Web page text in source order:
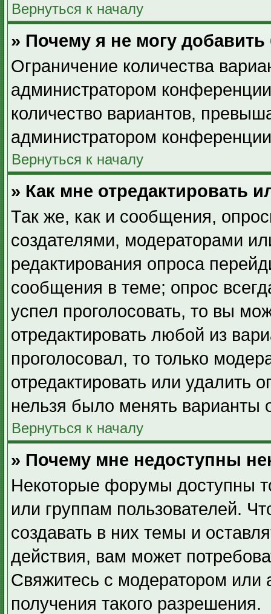
Вернуться к началу
» Почему я не могу
Ограничение количества
администратором
количество вариантов,
администратором
Вернуться к началу
» Как мне отредактировать
Так же, как и сообщения,
создателями, модераторами
редактирования опроса
сообщения в теме; опрос
успел проголосовать, то вы
отредактировать любой из
проголосовал, то только
отредактировать или удалить
нельзя было менять варианты
Вернуться к началу
» Почему мне недоступны
Некоторые форумы доступны
или группам пользователей.
создавать в них темы и
действия, вам может
Свяжитесь с модератором
получения такого разрешения.